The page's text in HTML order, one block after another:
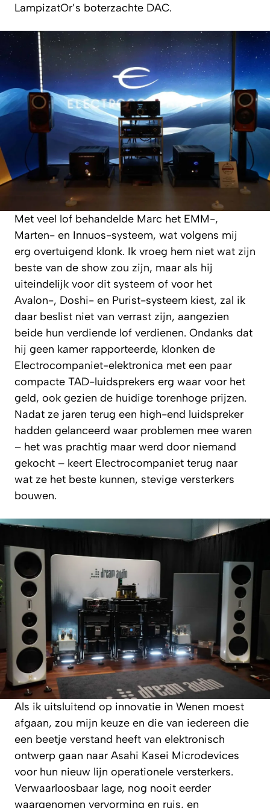
LampizatOr’s boterzachte DAC.
Met veel lof behandelde Marc het EMM-,
Marten- en Innuos-systeem, wat volgens mij
erg overtuigend klonk. Ik vroeg hem niet wat zijn
beste van de show zou zijn, maar als hij
uiteindelijk voor dit systeem of voor het
Avalon-, Doshi- en Purist-systeem kiest, zal ik
daar beslist niet van verrast zijn, aangezien
beide hun verdiende lof verdienen. Ondanks dat
hij geen kamer rapporteerde, klonken de
Electrocompaniet-elektronica met een paar
compacte TAD-luidsprekers erg waar voor het
geld, ook gezien de huidige torenhoge prijzen.
Nadat ze jaren terug een high-end luidspreker
hadden gelanceerd waar problemen mee waren
– het was prachtig maar werd door niemand
gekocht – keert Electrocompaniet terug naar
wat ze het beste kunnen, stevige versterkers
bouwen.
Als ik uitsluitend op innovatie in Wenen moest
afgaan, zou mijn keuze en die van iedereen die
een beetje verstand heeft van elektronisch
ontwerp gaan naar Asahi Kasei Microdevices
voor hun nieuw lijn operationele versterkers.
Verwaarloosbaar lage, nog nooit eerder
waargenomen vervorming en ruis, en